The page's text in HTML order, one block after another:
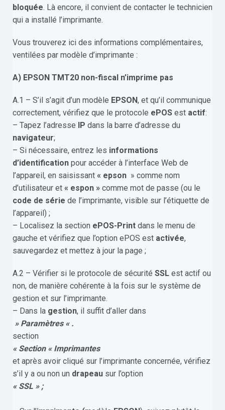
bloquée. Là encore, il convient de contacter le technicien
qui a installé l’imprimante.
Vous trouverez ici des informations complémentaires,
ventilées par modèle d’imprimante :
A) EPSON TMT20 non-fiscal n’imprime pas
A.1 – S’il s’agit d’un modèle EPSON, et qu’il communique
correctement, vérifiez que le protocole ePOS est actif:
– Tapez l’adresse IP dans la barre d’adresse du
navigateur;
– Si nécessaire, entrez les informations
d’identification pour accéder à l’interface Web de
l’appareil, en saisissant « epson » comme nom
d’utilisateur et « espon » comme mot de passe (ou le
code de série de l’imprimante, visible sur l’étiquette de
l’appareil) ;
– Localisez la section ePOS-Print dans le menu de
gauche et vérifiez que l’option ePOS est activée,
sauvegardez et mettez à jour la page ;
A.2 – Vérifier si le protocole de sécurité SSL est actif ou
non, de manière cohérente à la fois sur le système de
gestion et sur l’imprimante.
– Dans la gestion, il suffit d’aller dans
» Paramètres « .
section
« Section « Imprimantes
et après avoir cliqué sur l’imprimante concernée, vérifiez
s’il y a ou non un drapeau sur l’option
« SSL » ;